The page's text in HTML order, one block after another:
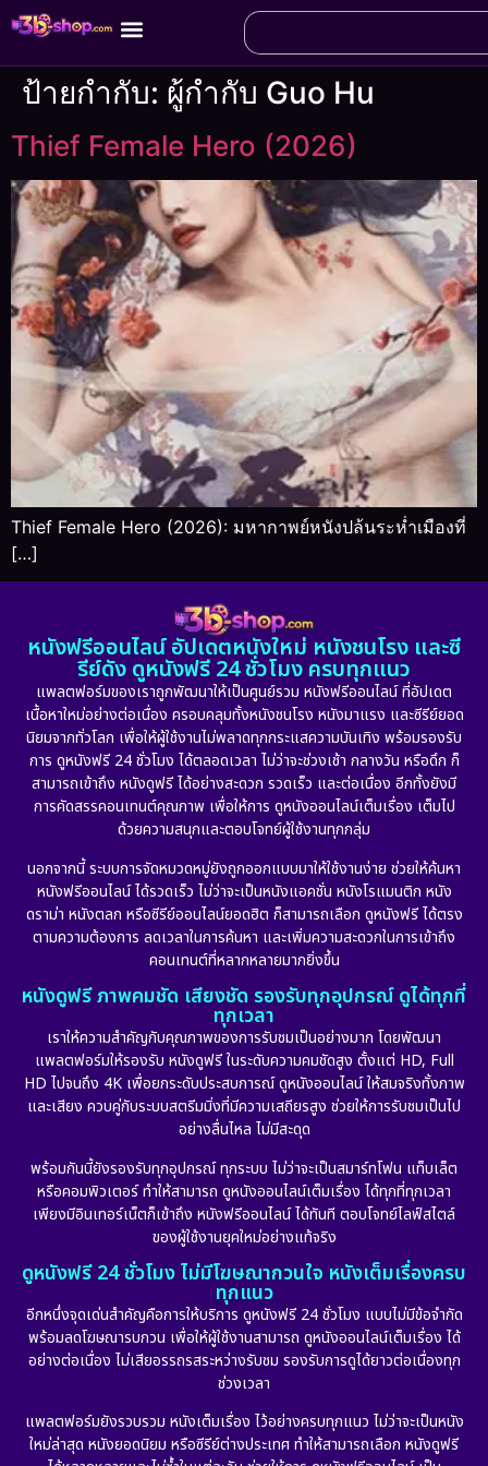
ป้ายกำกับ: ผู้กำกับ Guo Hu
Thief Female Hero (2026)
Thief Female Hero (2026): มหากาพย์หนังปล้นระห่ำเมืองที่
[…]
หนังฟรีออนไลน์ อัปเดตหนังใหม่ หนังชนโรง และซี
รีย์ดัง ดูหนังฟรี 24 ชั่วโมง ครบทุกแนว
แพลตฟอร์มของเราถูกพัฒนาให้เป็นศูนย์รวม หนังฟรีออนไลน์ ที่อัปเดต
เนื้อหาใหม่อย่างต่อเนื่อง ครอบคลุมทั้งหนังชนโรง หนังมาแรง และซีรีย์ยอด
นิยมจากทั่วโลก เพื่อให้ผู้ใช้งานไม่พลาดทุกกระแสความบันเทิง พร้อมรองรับ
การ ดูหนังฟรี 24 ชั่วโมง ได้ตลอดเวลา ไม่ว่าจะช่วงเช้า กลางวัน หรือดึก ก็
สามารถเข้าถึง หนังดูฟรี ได้อย่างสะดวก รวดเร็ว และต่อเนื่อง อีกทั้งยังมี
การคัดสรรคอนเทนต์คุณภาพ เพื่อให้การ ดูหนังออนไลน์เต็มเรื่อง เต็มไป
ด้วยความสนุกและตอบโจทย์ผู้ใช้งานทุกกลุ่ม
นอกจากนี้ ระบบการจัดหมวดหมู่ยังถูกออกแบบมาให้ใช้งานง่าย ช่วยให้ค้นหา
หนังฟรีออนไลน์ ได้รวดเร็ว ไม่ว่าจะเป็นหนังแอคชั่น หนังโรแมนติก หนัง
ดราม่า หนังตลก หรือซีรีย์ออนไลน์ยอดฮิต ก็สามารถเลือก ดูหนังฟรี ได้ตรง
ตามความต้องการ ลดเวลาในการค้นหา และเพิ่มความสะดวกในการเข้าถึง
คอนเทนต์ที่หลากหลายมากยิ่งขึ้น
หนังดูฟรี ภาพคมชัด เสียงชัด รองรับทุกอุปกรณ์ ดูได้ทุกที่
ทุกเวลา
เราให้ความสำคัญกับคุณภาพของการรับชมเป็นอย่างมาก โดยพัฒนา
แพลตฟอร์มให้รองรับ หนังดูฟรี ในระดับความคมชัดสูง ตั้งแต่ HD, Full
HD ไปจนถึง 4K เพื่อยกระดับประสบการณ์ ดูหนังออนไลน์ ให้สมจริงทั้งภาพ
และเสียง ควบคู่กับระบบสตรีมมิ่งที่มีความเสถียรสูง ช่วยให้การรับชมเป็นไป
อย่างลื่นไหล ไม่มีสะดุด
พร้อมกันนี้ยังรองรับทุกอุปกรณ์ ทุกระบบ ไม่ว่าจะเป็นสมาร์ทโฟน แท็บเล็ต
หรือคอมพิวเตอร์ ทำให้สามารถ ดูหนังออนไลน์เต็มเรื่อง ได้ทุกที่ทุกเวลา
เพียงมีอินเทอร์เน็ตก็เข้าถึง หนังฟรีออนไลน์ ได้ทันที ตอบโจทย์ไลฟ์สไตล์
ของผู้ใช้งานยุคใหม่อย่างแท้จริง
ดูหนังฟรี 24 ชั่วโมง ไม่มีโฆษณากวนใจ หนังเต็มเรื่องครบ
ทุกแนว
อีกหนึ่งจุดเด่นสำคัญคือการให้บริการ ดูหนังฟรี 24 ชั่วโมง แบบไม่มีข้อจำกัด
พร้อมลดโฆษณารบกวน เพื่อให้ผู้ใช้งานสามารถ ดูหนังออนไลน์เต็มเรื่อง ได้
อย่างต่อเนื่อง ไม่เสียอรรถรสระหว่างรับชม รองรับการดูได้ยาวต่อเนื่องทุก
ช่วงเวลา
แพลตฟอร์มยังรวบรวม หนังเต็มเรื่อง ไว้อย่างครบทุกแนว ไม่ว่าจะเป็นหนัง
ใหม่ล่าสุด หนังยอดนิยม หรือซีรีย์ต่างประเทศ ทำให้สามารถเลือก หนังดูฟรี